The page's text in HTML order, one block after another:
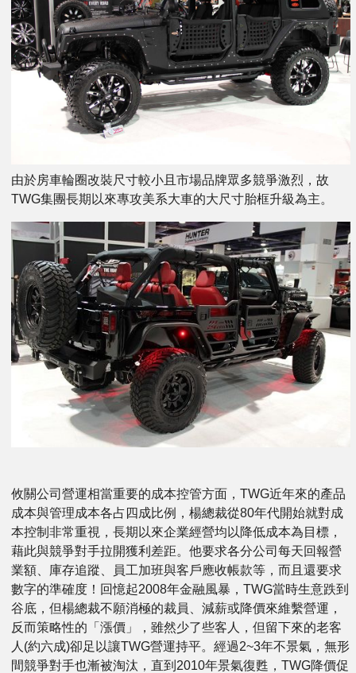
由於房車輪圈改裝尺寸較小且市場品牌眾多競爭激烈，故
TWG集團長期以來專攻美系大車的大尺寸胎框升級為主。
攸關公司營運相當重要的成本控管方面，TWG近年來的產品
成本與管理成本各占四成比例，楊總裁從80年代開始就對成
本控制非常重視，長期以來企業經營均以降低成本為目標，
藉此與競爭對手拉開獲利差距。他要求各分公司每天回報營
業額、庫存追蹤、員工加班與客戶應收帳款等，而且還要求
數字的準確度！回憶起2008年金融風暴，TWG當時生意跌到
谷底，但楊總裁不願消極的裁員、減薪或降價來維繫營運，
反而策略性的「漲價」，雖然少了些客人，但留下來的老客
人(約六成)卻足以讓TWG營運持平。經過2~3年不景氣，無形
間競爭對手也漸被淘汰，直到2010年景氣復甦，TWG降價促